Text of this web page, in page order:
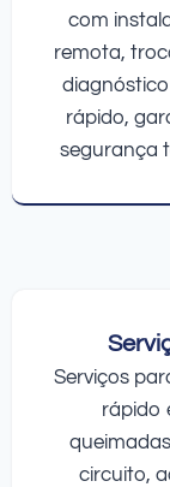
com
remota,
rápido,
segurança
Serviços
rápido
circuito,